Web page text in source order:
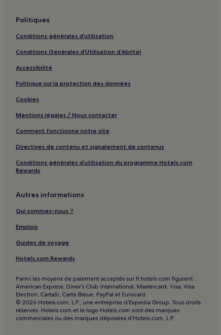
Politiques
Conditions générales d’utilisation
Conditions Générales d’Utilisation d’Abritel
Accessibilité
Politique sur la protection des données
Cookies
Mentions légales / Nous contacter
Comment fonctionne notre site
Directives de contenu et signalement de contenus
Conditions générales d’utilisation du programme Hotels.com
Rewards
Autres informations
Qui sommes-nous ?
Emplois
Guides de voyage
Hotels.com Rewards
Parmi les moyens de paiement acceptés sur fr.hotels.com figurent :
American Express, Diner’s Club International, Mastercard, Visa, Visa
Electron, CartaSi, Carte Bleue, PayPal et Eurocard.
© 2026 Hotels.com, L.P., une entreprise d’Expedia Group. Tous droits
réservés. Hotels.com et le logo Hotels.com sont des marques
commerciales ou des marques déposées d’Hotels.com, L.P.